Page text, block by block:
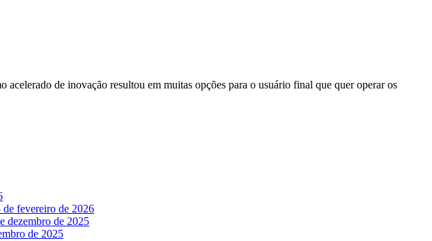
acelerado de inovação resultou em muitas opções para o usuário final que quer operar os
de fevereiro de 2026
dezembro de 2025
de 2025